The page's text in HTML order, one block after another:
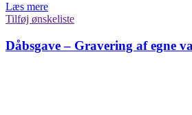
Læs mere
Tilføj ønskeliste
Dåbsgave – Gravering af egne